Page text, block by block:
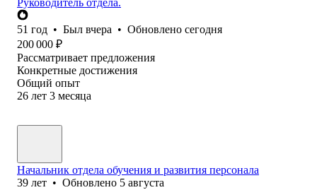
51 год • Был вчера • Обновлено сегодня
200 000 ₽
Рассматривает предложения
Конкретные достижения
Общий опыт
26 лет 3 месяца
Начальник отдела обучения и развития персонала
39 лет • Обновлено 5 августа